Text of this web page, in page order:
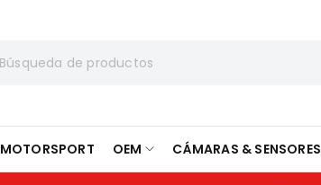
MOTORSPORT OEM CÁMARAS & SENSORES